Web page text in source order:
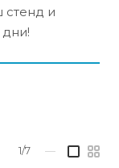
стенд и
1/7 —